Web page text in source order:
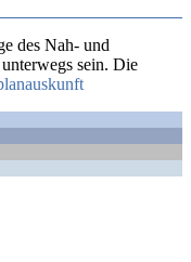
des Nah- und
sein. Die